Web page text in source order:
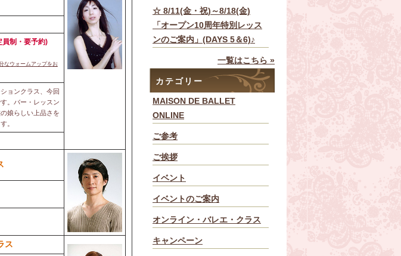
員制・要予約)
なウォームアップをお
ョンクラス、今回
。バー・レッスン
娘らしい上品さを
。
ス
☆ 8/11(金・祝)～8/18(金)
「オープン10周年特別レッス
ンのご案内」(DAYS 5＆6)♪
一覧はこちら »
カテゴリー
MAISON DE BALLET
ONLINE
ご参考
ご挨拶
イベント
イベントのご案内
オンライン・バレエ・クラス
キャンペーン